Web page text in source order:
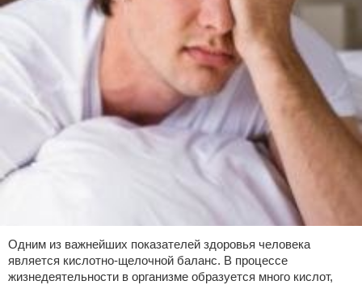
Одним из важнейших показателей здоровья человека
является кислотно-щелочной баланс. В процессе
жизнедеятельности в организме образуется много кислот,